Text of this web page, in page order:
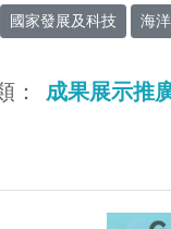
國家發展及科技 海
： 成果展示推